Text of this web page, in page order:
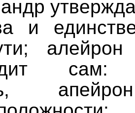
и
сам: